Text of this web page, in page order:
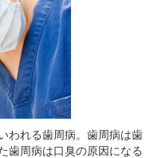
われる歯周病。歯周病は歯
歯周病は口臭の原因になる